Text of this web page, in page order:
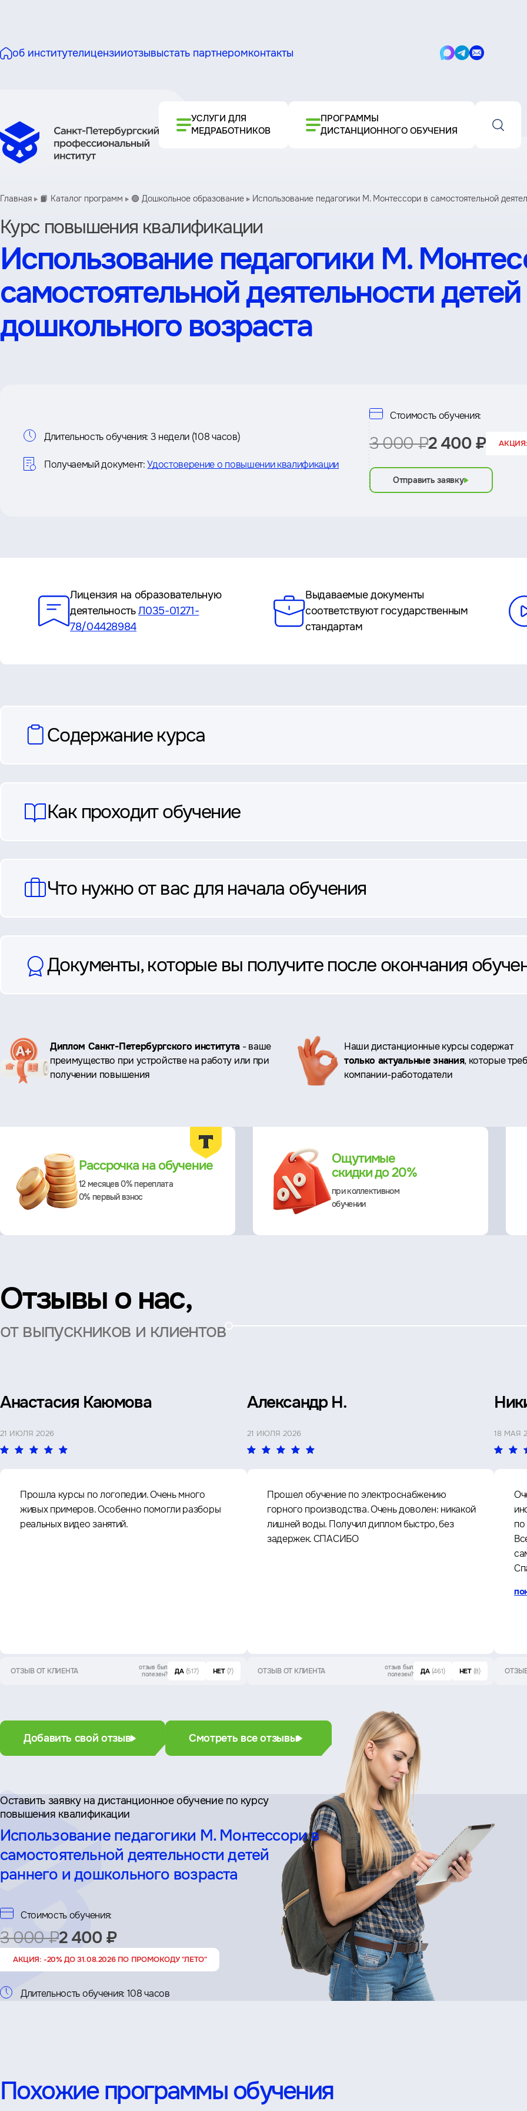
об институтелицензииотзывыстать партнеромконтакты
Написать
Написать
Написать
УСЛУГИ ДЛЯ
МЕДРАБОТНИКОВ
ПРОГРАММЫ
ДИСТАНЦИОННОГО ОБУЧЕНИЯ
Главная 📙 Каталог программ 🟢 Дошкольное образование Использование педагогики М. Монтессори в самостоятельной
Курс повышения квалификации
Использование педагогики М.
самостоятельной деятельности
дошкольного возраста
Информация
о
курсе
Длительность обучения: 3 недели (108 часов)
Получаемый документ: Удостоверение о повышении квалификации
Стоимость обучения:
3 000 ₽2 400 ₽
Отправить заявку
Лицензия на образовательную
деятельностьЛ035-01271-
78/04428984
Выдаваемые документы
соответствуют государственным
стандартам
вопросы
Содержание курса
Как проходит обучение
Что нужно от вас для начала обучения
Документы, которые вы получите после окончания
Ключевые
преимущества
Диплом Санкт-Петербургского института - ваше
преимущество при устройстве на работу или при
получении повышения
Наши дистанционные курсы содержат
только актуальные знания, которые
компании-работодатели
Рассрочка на обучение
12 месяцев 0% переплата
0% первый взнос
Ощутимые
скидки до 20%
при коллективном
обучении
Отзывы о нас,
от выпускников и клиентов
Анастасия Каюмова
21 ИЮЛЯ 2026
Прошла курсы по логопедии. Очень много
живых примеров. Особенно помогли разборы
реальных видео занятий.
ОТЗЫВ ОТ КЛИЕНТА
отзыв был
полезен?
ДА (517) НЕТ (7)
Александр Н.
21 ИЮЛЯ 2026
Прошел обучение по электроснабжению
горного производства. Очень доволен: никакой
лишней воды. Получил диплом быстро, без
задержек. СПАСИБО
ОТЗЫВ ОТ КЛИЕНТА
отзыв был
полезен?
ДА (461) НЕТ (8)
18 МАЯ
Добавить свой отзыв Смотреть все отзывы
Оставить заявку на дистан­ционное обучение по курсу
повышения квалификации
Использование педагогики М. Монтессори в
самостоятельной деятельности детей
раннего и дошкольного возраста
Стоимость обучения:
3 000 ₽2 400 ₽
АКЦИЯ: -20% ДО 31.08.2026 ПО ПРОМОКОДУ "ЛЕТО"
Длительность обучения: 108 часов
Похожие программы обучения